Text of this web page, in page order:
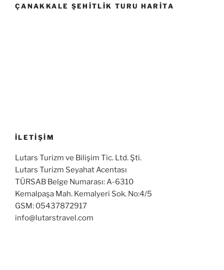
ÇANAKKALE ŞEHITLIK TURU HARITA
İLETİŞİM
Lutars Turizm ve Bilişim Tic. Ltd. Şti.
Lutars Turizm Seyahat Acentası
TÜRSAB Belge Numarası: A-6310
Kemalpaşa Mah. Kemalyeri Sok. No:4/5
GSM: 05437872917
info@lutarstravel.com